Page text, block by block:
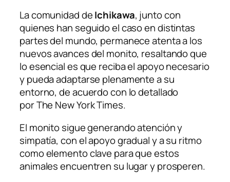
La comunidad deIchikawa, junto con
quienes han seguido el caso en distintas
partes del mundo, permanece atenta a los
nuevos avances del monito, resaltando que
lo esencial es que reciba el apoyo necesario
y pueda adaptarse plenamente a su
entorno, de acuerdo con lo detallado
porThe New York Times.
El monito sigue generando atención y
simpatía, con el apoyo gradual y a su ritmo
como elemento clave para que estos
animales encuentren su lugar y prosperen.